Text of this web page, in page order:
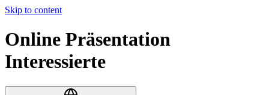
Skip to content
Online Präsentation
Interessierte